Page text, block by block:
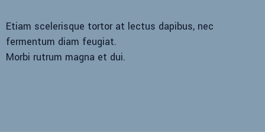
Etiam scelerisque tortor at lectus dapibus, nec
fermentum diam feugiat.
Morbi rutrum magna et dui.